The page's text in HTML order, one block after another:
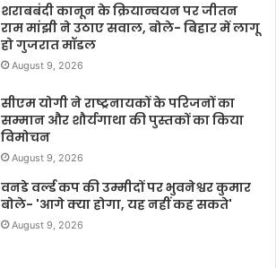
शराबबंदी कानून के क्रियान्वयन पर जीतन
राम मांझी ने उठाए सवाल, बोले- बिहार में लागू
हो गुजरात मॉडल
August 9, 2026
सीएम योगी ने राष्ट्रनायकों के परिजनों का
सम्मान और शौर्यगाथा की पुस्तकों का किया
विमोचन
August 9, 2026
वनडे वर्ल्ड कप की उम्मीदों पर भुवनेश्वर कुमार
बोले- 'आगे क्या होगा, यह नहीं कह सकते'
August 9, 2026